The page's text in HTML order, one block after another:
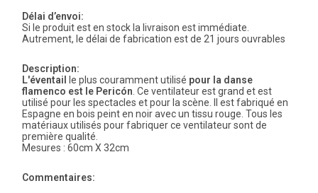
Délai d’envoi:
Si le produit est en stock la livraison est immédiate.
Autrement, le délai de fabrication est de 21 jours ouvrables
Description:
L'éventail
le plus couramment utilisé pour la danse
flamenco est le Pericón . Ce ventilateur est grand et est
utilisé pour les spectacles et pour la scène. Il est fabriqué en
Espagne en bois peint en noir avec un tissu rouge. Tous les
matériaux utilisés pour fabriquer ce ventilateur sont de
première qualité.
Mesures : 60cm X 32cm
Commentaires: